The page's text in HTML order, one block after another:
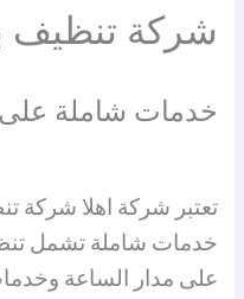
شركة تنظيف بدبي
خدمات شاملة على
خدمات شاملة تشمل